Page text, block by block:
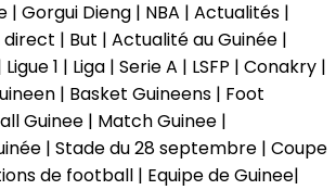
| Gorgui Dieng | NBA | Actualités |
| But | Actualité au Guinée |
1 | Liga | Serie A | LSFP | Conakry |
| Basket Guineens | Foot
Guinee | Match Guinee |
| Stade du 28 septembre | Coupe
de football | Equipe de Guinee|